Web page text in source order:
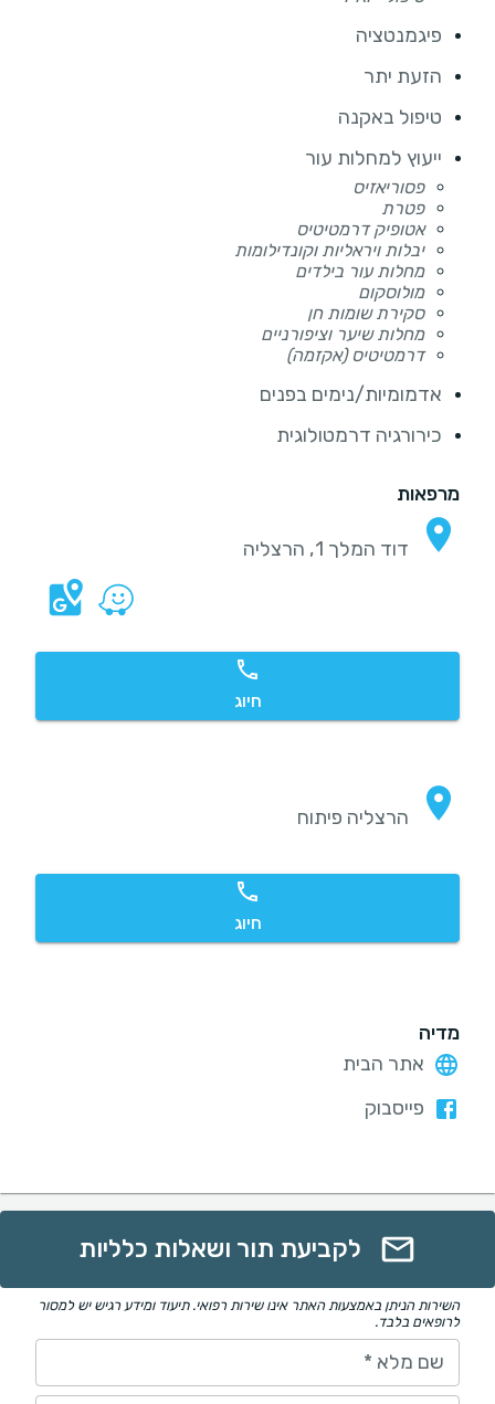
פיגמנטציה
הזעת יתר
טיפול באקנה
ייעוץ למחלות עור
פסוריאזיס
פטרת
אטופיק דרמטיטיס
יבלות ויראליות וקונדילומות
מחלות עור בילדים
מולוסקום
סקירת שומות חן
מחלות שיער וציפורניים
דרמטיטיס (אקזמה)
אדמומיות/נימים בפנים
כירורגיה דרמטולוגית
מרפאות
דוד המלך 1, הרצליה
חיוג
הרצליה פיתוח
חיוג
מדיה
אתר הבית
פייסבוק
לקביעת תור ושאלות כלליות
השירות הניתן באמצעות האתר אינו שירות רפואי. תיעוד ומידע רגיש יש למסור
לרופאים בלבד.
שם מלא *